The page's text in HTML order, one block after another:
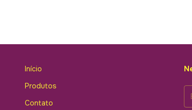
Início
Produtos
Contato